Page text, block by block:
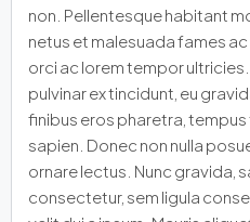
non. Pellentesque habitant
netus et malesuada fames
orci ac lorem tempor
pulvinar ex tincidunt, eu
finibus eros pharetra,
sapien. Donec non nulla
ornare lectus. Nunc gravida,
consectetur, sem ligula